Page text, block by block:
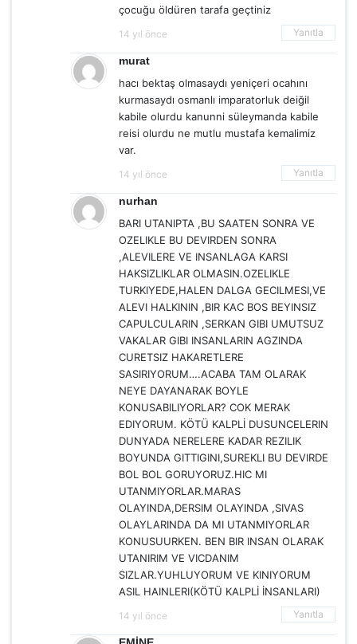
çocuğu öldüren tarafa geçtiniz
14 yıl önce Yanıtla
murat
hacı bektaş olmasaydı yeniçeri ocahını
kurmasaydı osmanlı imparatorluk deiğil
kabile olurdu kanunni süleymanda kabile
reisi olurdu ne mutlu mustafa kemalimiz
var.
14 yıl önce Yanıtla
nurhan
BARI UTANIPTA ,BU SAATEN SONRA VE
OZELIKLE BU DEVIRDEN SONRA
,ALEVILERE VE INSANLAGA KARSI
HAKSIZLIKLAR OLMASIN.OZELIKLE
TURKIYEDE,HALEN DALGA GECILMESI,VE
ALEVI HALKININ ,BIR KAC BOS BEYINSIZ
CAPULCULARIN ,SERKAN GIBI UMUTSUZ
VAKALAR GIBI INSANLARIN AGZINDA
CURETSIZ HAKARETLERE
SASIRIYORUM….ACABA TAM OLARAK
NEYE DAYANARAK BOYLE
KONUSABILIYORLAR? COK MERAK
EDIYORUM. KÖTÜ KALPLİ DUSUNCELERIN
DUNYADA NERELERE KADAR REZILIK
BOYUNDA GITTIGINI,SUREKLI BU DEVIRDE
BOL BOL GORUYORUZ.HIC MI
UTANMIYORLAR.MARAS
OLAYINDA,DERSIM OLAYINDA ,SIVAS
OLAYLARINDA DA MI UTANMIYORLAR
KONUSUURKEN. BEN BIR INSAN OLARAK
UTANIRIM VE VICDANIM
SIZLAR.YUHLUYORUM VE KINIYORUM
ASIL HAINLERI(KÖTÜ KALPLİ İNSANLARI)
14 yıl önce Yanıtla